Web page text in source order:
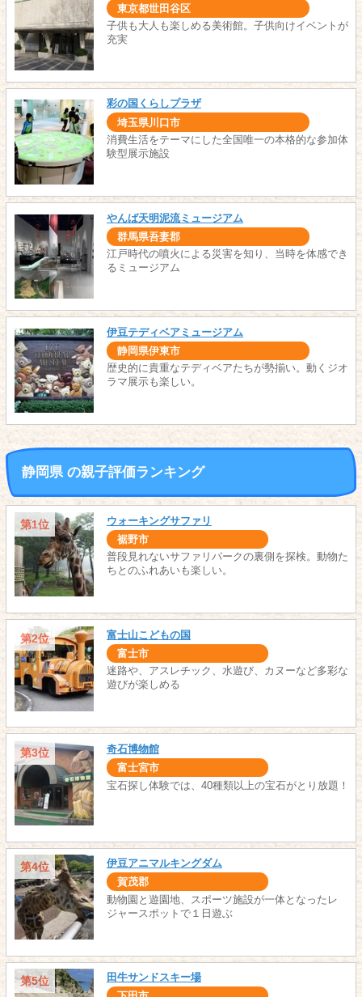
東京都世田谷区
子供も大人も楽しめる美術館。子供向けイベントが
充実
彩の国くらしプラザ
埼玉県川口市
消費生活をテーマにした全国唯一の本格的な参加体
験型展示施設
やんば天明泥流ミュージアム
群馬県吾妻郡
江戸時代の噴火による災害を知り、当時を体感でき
るミュージアム
伊豆テディベアミュージアム
静岡県伊東市
歴史的に貴重なテディベアたちが勢揃い。動くジオ
ラマ展示も楽しい。
静岡県 の親子評価ランキング
第1位 ウォーキングサファリ
裾野市
普段見れないサファリパークの裏側を探検。動物た
ちとのふれあいも楽しい。
第2位 富士山こどもの国
富士市
迷路や、アスレチック、水遊び、カヌーなど多彩な
遊びが楽しめる
第3位 奇石博物館
富士宮市
宝石探し体験では、40種類以上の宝石がとり放題！
第4位 伊豆アニマルキングダム
賀茂郡
動物園と遊園地、スポーツ施設が一体となったレ
ジャースポットで１日遊ぶ
第5位 田牛サンドスキー場